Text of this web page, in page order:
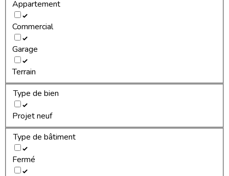
Appartement
Commercial
Garage
Terrain
Type de bien
Projet neuf
Type de bâtiment
Fermé